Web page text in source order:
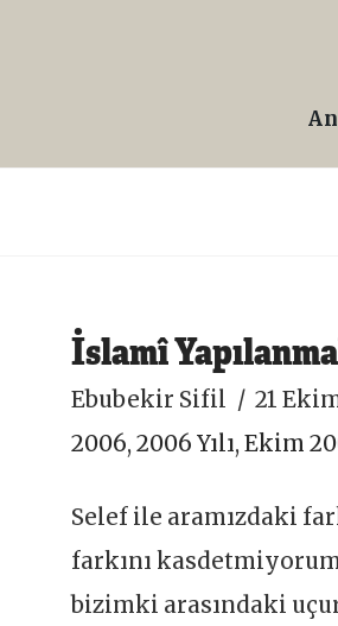
Sifil
İslamî
Ebubekir Sifil
21
2006,2006 Yılı,Ekim
Selef ile aramızdaki
farkını kasdetmiyorum
bizimki arasındaki